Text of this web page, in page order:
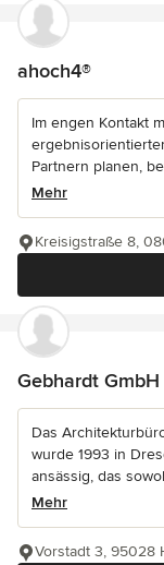
ahoch4®
Im engen Kontakt
Partnern planen,
Mehr
Kreisigstraße 8,
Gebhardt
Das
wurde 1993 in
ansässig, das
Mehr
Vorstadt 3, 95028